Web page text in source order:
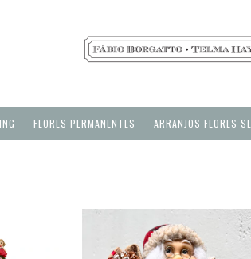
FLORES PERMANENTES ARRANJOS FLORES